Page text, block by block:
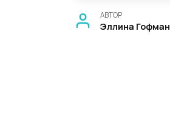
АВТОР
Эллина Гофман